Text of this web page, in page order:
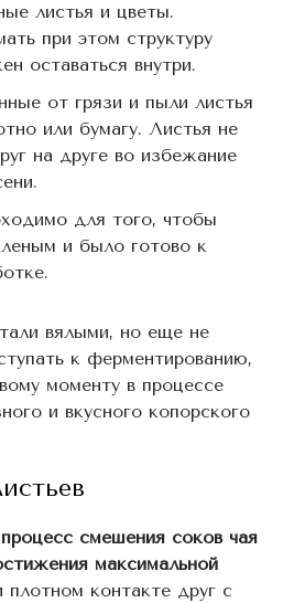
листья и цветы.
при этом структуру
оставаться внутри.
от грязи и пыли листья
или бумагу. Листья не
на друге во избежание
для того, чтобы
и было готово к
вялыми, но еще не
к ферментированию,
моменту в процессе
и вкусного копорского
смешения соков чая
максимальной
плотном контакте друг с